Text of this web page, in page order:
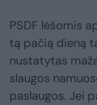
PSDF lėšomis
tą pačią dieną
nustatytas
slaugos
paslaugos. Jei